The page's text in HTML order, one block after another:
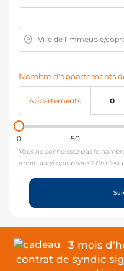
Ville de l'immeuble/
Nombre d'appartements
Appartements
0 50
Vous ne connaissez pas le
immeuble/copropriété ? Ce n'est
3 mois
contrat de syndic